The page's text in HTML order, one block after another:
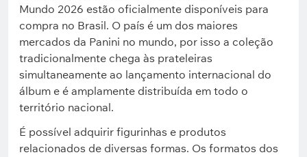
Mundo 2026 estão oficialmente disponíveis para
compra no Brasil. O país é um dos maiores
mercados da Panini no mundo, por isso a coleção
tradicionalmente chega às prateleiras
simultaneamente ao lançamento internacional do
álbum e é amplamente distribuída em todo o
território nacional.
É possível adquirir figurinhas e produtos
relacionados de diversas formas. Os formatos dos